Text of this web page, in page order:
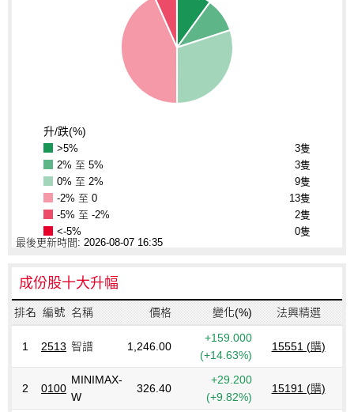
最後更新時間: 2026-08-07 16:35
升/跌(%)
>5%
3隻
2% 至 5%
3隻
0% 至 2%
9隻
-2% 至 0
13隻
-5% 至 -2%
2隻
<-5%
0隻
成份股十大升幅
排名 編號 名稱 價格 變化(%) 法興精選
1 2513 智譜 1,246.00
+159.000
(+14.63%)
15551 (購)
2 0100
MINIMAX-
W
326.40
+29.200
(+9.82%)
15191 (購)